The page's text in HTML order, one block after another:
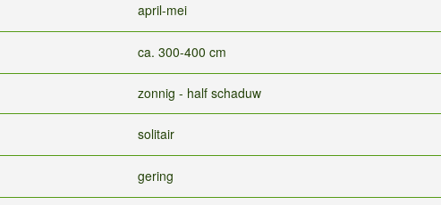
april-mei
ca. 300-400 cm
zonnig - half schaduw
solitair
gering